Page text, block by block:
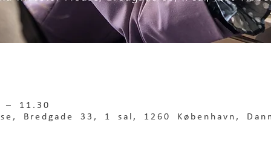
– 11.30
Bredgade 33, 1 sal, 1260 København,